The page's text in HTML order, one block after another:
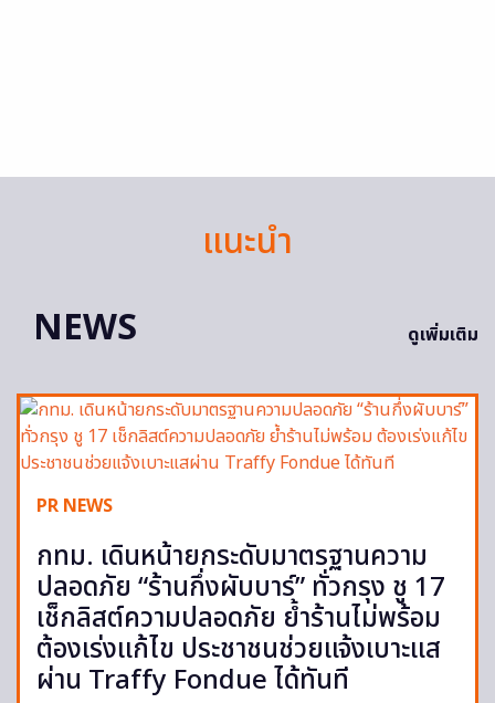
แนะนำ
NEWS
ดูเพิ่มเติม
PR NEWS
กทม. เดินหน้ายกระดับมาตรฐานความ
ปลอดภัย “ร้านกึ่งผับบาร์” ทั่วกรุง ชู 17
เช็กลิสต์ความปลอดภัย ย้ำร้านไม่พร้อม
ต้องเร่งแก้ไข ประชาชนช่วยแจ้งเบาะแส
ผ่าน Traffy Fondue ได้ทันที